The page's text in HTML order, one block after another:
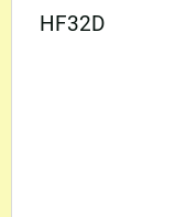
HF32D